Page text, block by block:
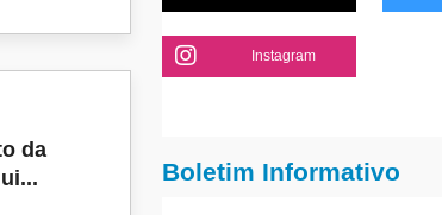
da
Instagram
Boletim Informativo